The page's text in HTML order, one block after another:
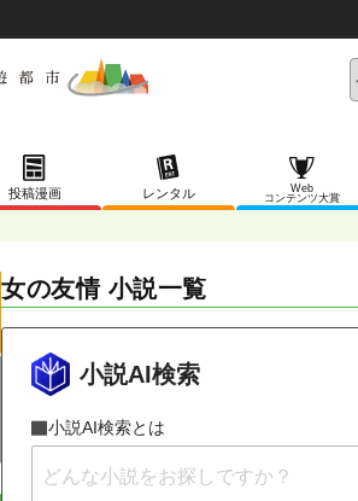
投稿漫画 レンタル
Web
コンテンツ大賞
女の友情 小説一覧
小説AI検索
小説AI検索とは